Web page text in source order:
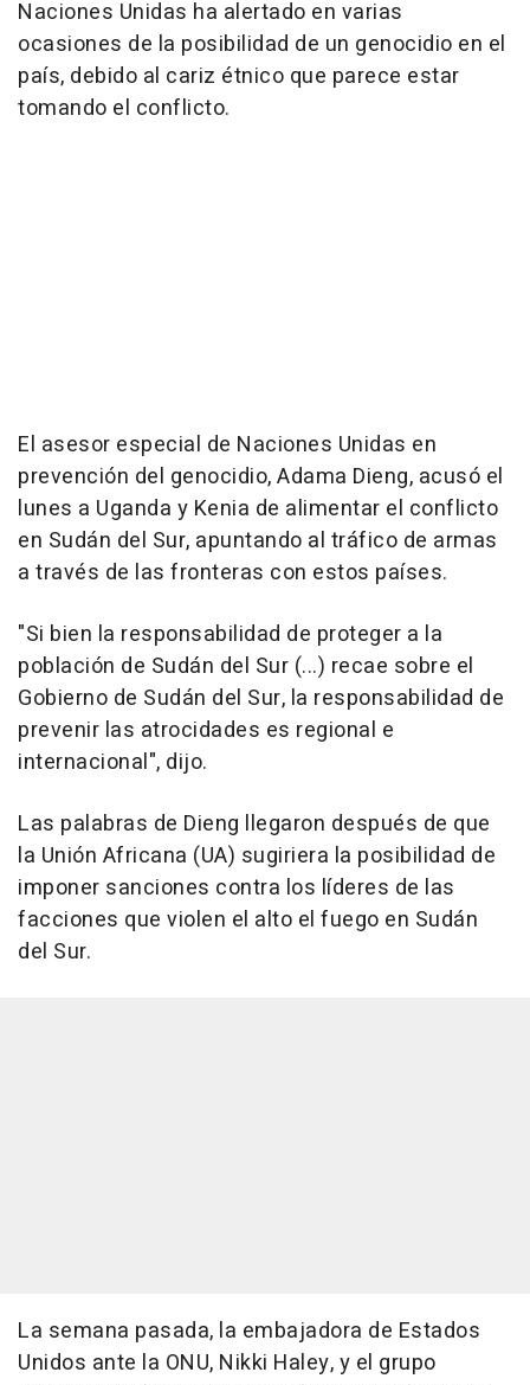
Naciones Unidas ha alertado en varias
ocasiones de la posibilidad de un genocidio en el
país, debido al cariz étnico que parece estar
tomando el conflicto.
El asesor especial de Naciones Unidas en
prevención del genocidio, Adama Dieng, acusó el
lunes a Uganda y Kenia de alimentar el conflicto
en Sudán del Sur, apuntando al tráfico de armas
a través de las fronteras con estos países.
"Si bien la responsabilidad de proteger a la
población de Sudán del Sur (...) recae sobre el
Gobierno de Sudán del Sur, la responsabilidad de
prevenir las atrocidades es regional e
internacional", dijo.
Las palabras de Dieng llegaron después de que
la Unión Africana (UA) sugiriera la posibilidad de
imponer sanciones contra los líderes de las
facciones que violen el alto el fuego en Sudán
del Sur.
La semana pasada, la embajadora de Estados
Unidos ante la ONU, Nikki Haley, y el grupo